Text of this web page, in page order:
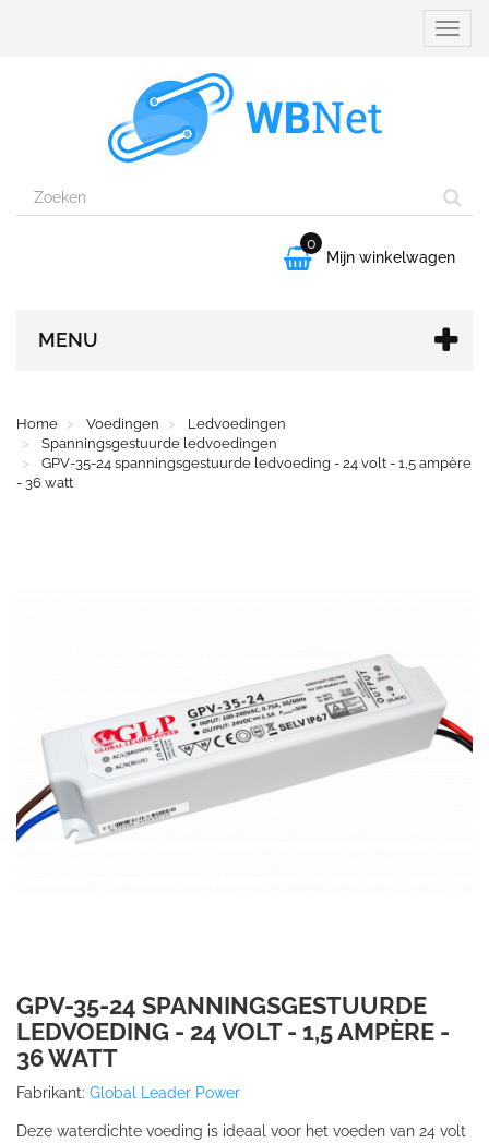

0
Mijn winkelwagen
MENU
Home Voedingen
Ledvoedingen
Spanningsgestuurde ledvoedingen
GPV-35-24 spanningsgestuurde ledvoeding - 24 volt - 1,5 ampère
- 36 watt
GPV-35-24 SPANNINGSGESTUURDE
LEDVOEDING - 24 VOLT - 1,5 AMPÈRE -
36 WATT
Fabrikant: Global Leader Power
Deze waterdichte voeding is ideaal voor het voeden van 24 volt